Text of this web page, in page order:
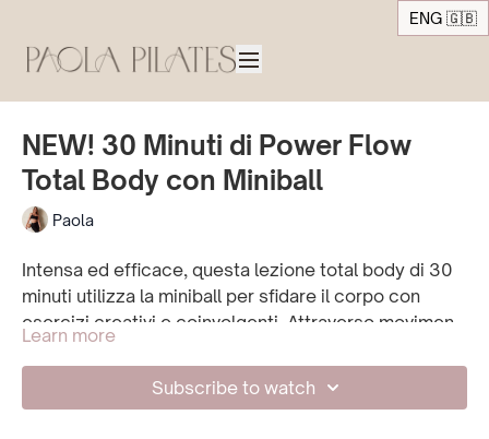
ENG 🇬🇧
NEW! 30 Minuti di Power Flow
Total Body con Miniball
Paola
Intensa ed efficace, questa lezione total body di 30
minuti utilizza la miniball per sfidare il corpo con
esercizi creativi e coinvolgenti. Attraverso movimenti
lenti e consapevoli, rafforzerai e tonificherai tutto il
corpo, sentendo un burn profondo e soddisfacente.
Preparati a concludere la pratica sentendoti forte,
Learn more
Subscribe to watch